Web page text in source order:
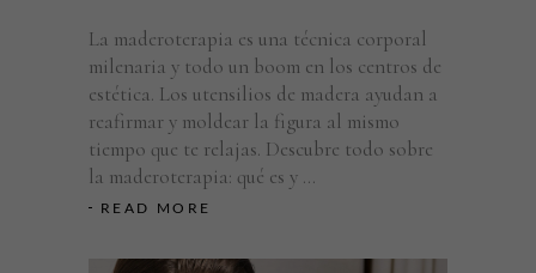
La maderoterapia es una técnica corporal
milenaria y todo un boom en los centros de
estética. Los utensilios de madera ayudan a
reafirmar y moldear la figura al mismo
tiempo que te relajas. Descubre todo sobre
la maderoterapia: qué es y
READ MORE
rechaza estas
cookies,
algunas
funcionalidades
desaparecerán
de la web.
Al compartir